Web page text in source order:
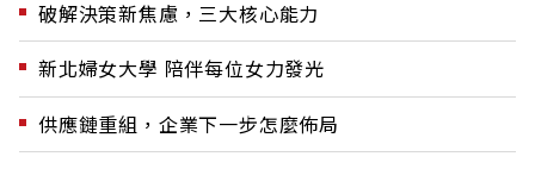
破解決策新焦慮，三大核心能力
新北婦女大學 陪伴每位女力發光
供應鏈重組，企業下一步怎麼佈局